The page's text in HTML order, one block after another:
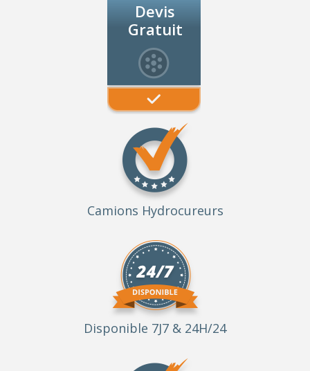
Devis
Gratuit
Camions Hydrocureurs
Disponible 7J7 & 24H/24